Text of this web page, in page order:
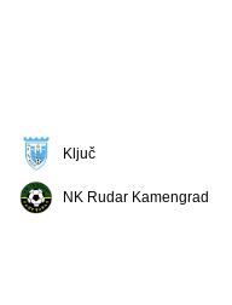
Ključ
NK Rudar Kamengrad